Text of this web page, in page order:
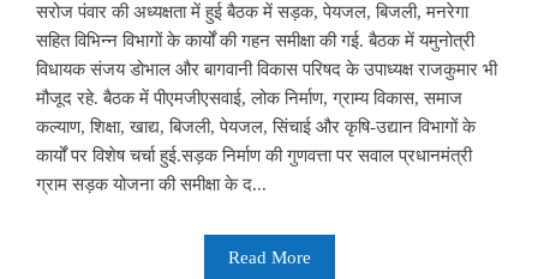
सरोज पंवार की अध्यक्षता में हुई बैठक में सड़क, पेयजल, बिजली, मनरेगा
सहित विभिन्न विभागों के कार्यों की गहन समीक्षा की गई. बैठक में यमुनोत्री
विधायक संजय डोभाल और बागवानी विकास परिषद के उपाध्यक्ष राजकुमार भी
मौजूद रहे. बैठक में पीएमजीएसवाई, लोक निर्माण, ग्राम्य विकास, समाज
कल्याण, शिक्षा, खाद्य, बिजली, पेयजल, सिंचाई और कृषि-उद्यान विभागों के
कार्यों पर विशेष चर्चा हुई.सड़क निर्माण की गुणवत्ता पर सवाल प्रधानमंत्री
ग्राम सड़क योजना की समीक्षा के द...
Read More